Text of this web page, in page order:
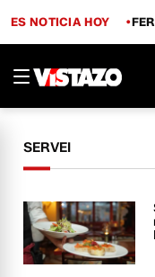
ES NOTICIA HOY
SERVEI